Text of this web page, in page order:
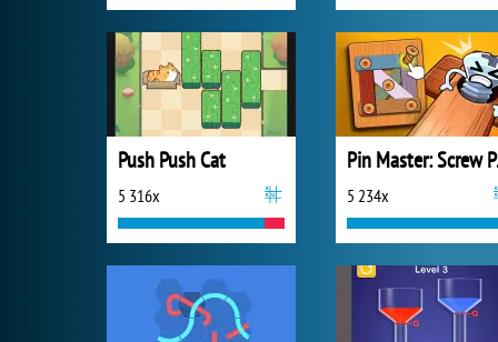
Push Push Cat
5 316x
Pin
5 234x